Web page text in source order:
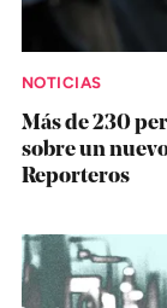
NOTICIAS
Más de 230
sobre un
Reporteros